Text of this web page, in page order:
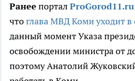
Ранее портал ProGorod11.ru
чтоглава МВД Коми уходит в
данный момент Указа
освобождении министра от
поэтому Анатолий